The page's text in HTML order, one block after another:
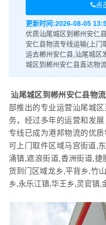
点
更新时间:2026-08-05
优质汕尾城区到郴州安仁
安仁县物流专线运输(上门
运去郴州安仁县,汕尾城区
城区到郴州安仁县直达物
汕尾城区到郴州安仁县物
部推出的专业运营汕尾城
务，经过多年的运营和发
专线已成为港邦物流的优
可上门取件区域马宫街道,
涌镇,遮浪街道,香洲街道,
货到门区域龙乡,平背乡,竹
乡,永乐江镇,华王乡,灵官镇,